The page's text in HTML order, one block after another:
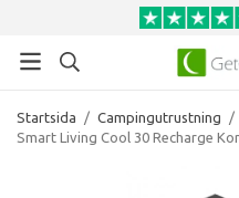
Startsida / Campingutrustning
/
Smart Living Cool 30 Recharge